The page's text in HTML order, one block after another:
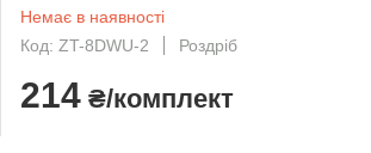
Немає в наявності
Код: ZT-8DWU-2
Роздріб
214 ₴/комплект